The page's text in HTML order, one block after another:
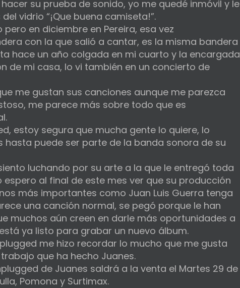
su prueba de sonido, yo me quedé inmóvil y le
vidrio “¡Que buena camiseta!”.
en diciembre en Pereira, esa vez
con la que salió a cantar, es la misma bandera
hace un año colgada en mi cuarto y la encargada
de mi casa, lo vi también en un concierto de
me gustan sus canciones aunque me parezca
me parece más sobre todo que es
estoy segura que mucha gente lo quiere, lo
hasta puede ser parte de la banda sonora de su
luchando por su arte a la que le entregó toda
al final de este mes ver que su producción
más importantes como Juan Luis Guerra tenga
una canción normal, se pegó porque le han
muchos aún creen en darle más oportunidades a
ya listo para grabar un nuevo álbum.
me hizo recordar lo mucho que me gusta
que ha hecho Juanes.
de Juanes saldrá a la venta el Martes 29 de
Pomona y Surtimax.